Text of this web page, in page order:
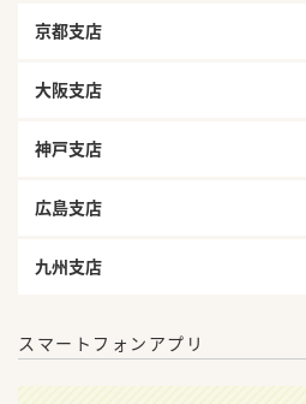
京都支店
大阪支店
神戸支店
広島支店
九州支店
スマートフォンアプリ